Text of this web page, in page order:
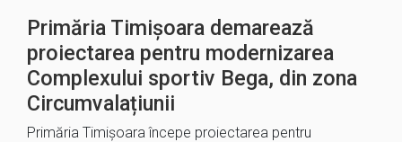
Primăria Timișoara demarează
proiectarea pentru modernizarea
Complexului sportiv Bega, din zona
Circumvalațiunii
Primăria Timișoara începe proiectarea pentru